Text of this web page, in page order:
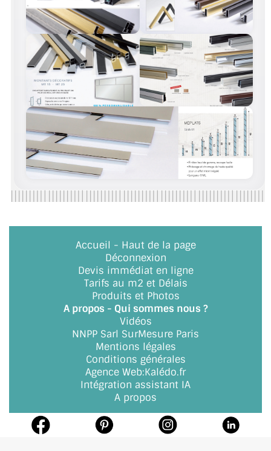
Accueil - Haut de la page
Déconnexion
Devis immédiat en ligne
Tarifs au m2 et Délais
Produits et Photos
A propos - Qui sommes nous ?
Vidéos
NNPP Sarl SurMesure Paris
Mentions légales
Conditions générales
Agence Web:Kalédo.fr
Intégration assistant IA
A propos